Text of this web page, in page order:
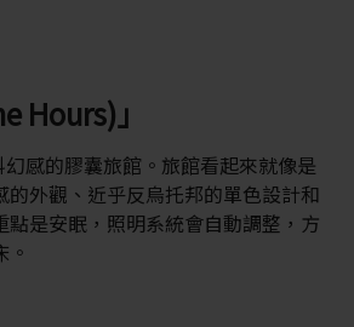
Hours)」
幻感的膠囊旅館。旅館看起來就像是
的外觀、近乎反烏托邦的單色設計和
點是安眠，照明系統會自動調整，方